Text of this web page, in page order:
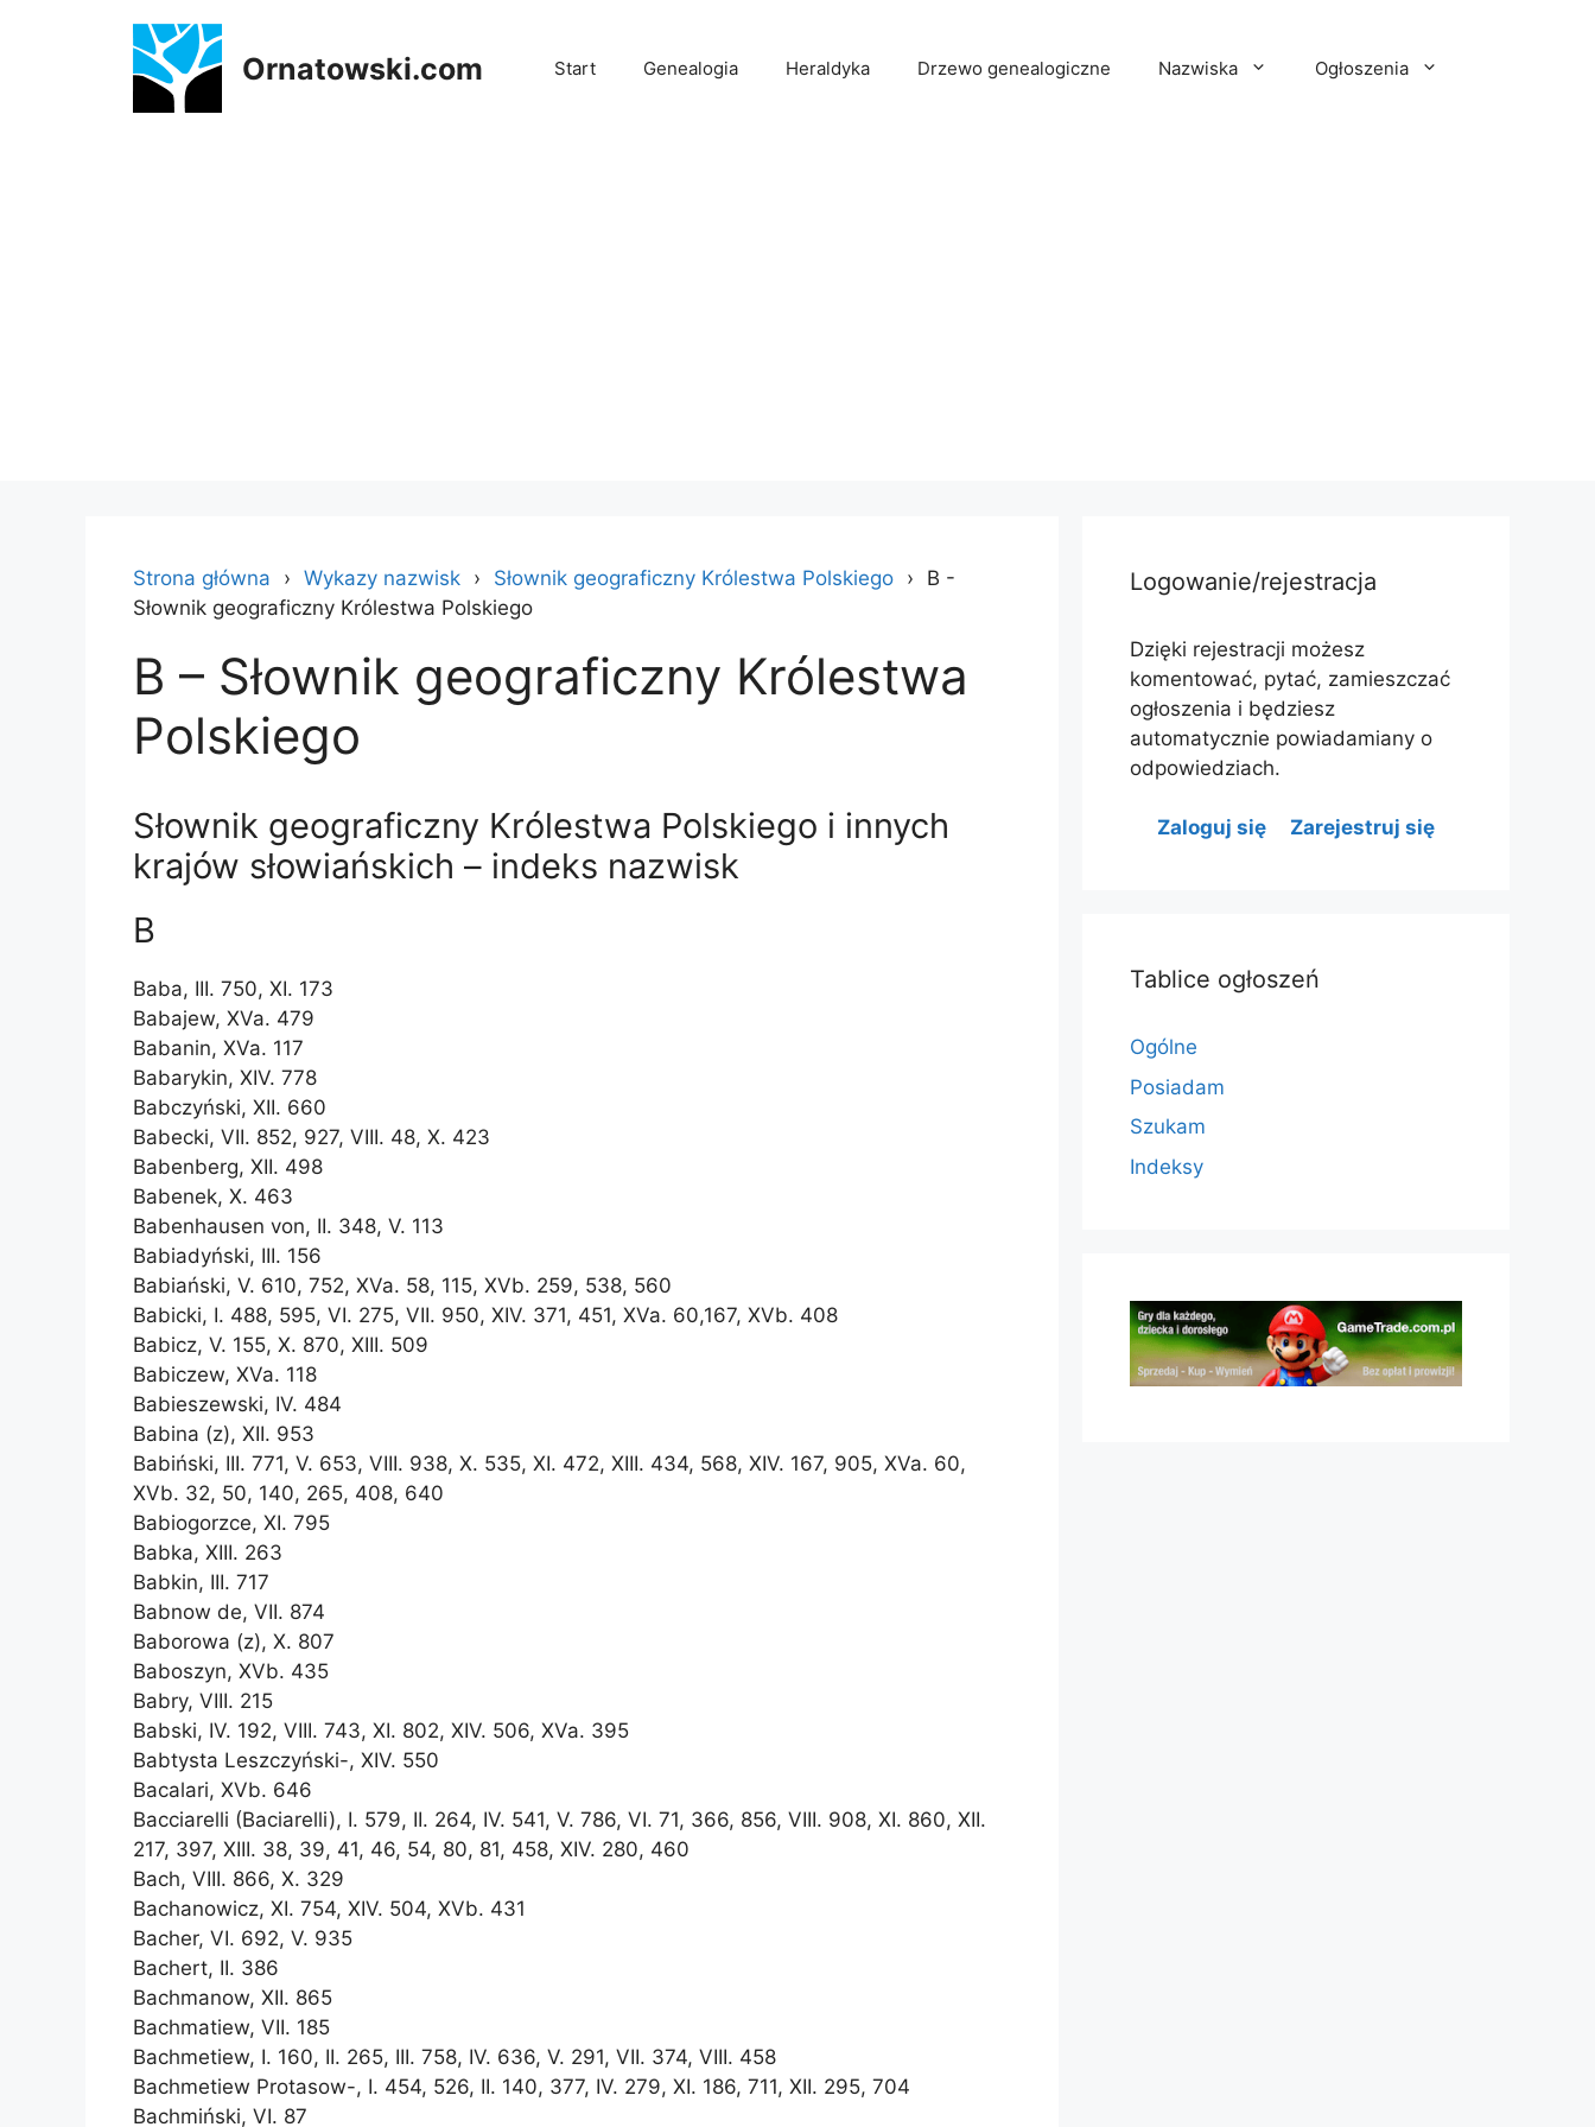
Ornatowski.com Start Genealogia Heraldyka Drzewo genealogiczne Nazwiska Ogłoszenia
Strona główna Wykazy nazwisk Słownik geograficzny Królestwa Polskiego
B -
Słownik geograficzny Królestwa Polskiego
B – Słownik geograficzny Królestwa
Polskiego
Słownik geograficzny Królestwa Polskiego i innych
krajów słowiańskich – indeks nazwisk
B
Baba, III. 750, XI. 173
Babajew, XVa. 479
Babanin, XVa. 117
Babarykin, XIV. 778
Babczyński, XII. 660
Babecki, VII. 852, 927, VIII. 48, X. 423
Babenberg, XII. 498
Babenek, X. 463
Babenhausen von, II. 348, V. 113
Babiadyński, III. 156
Babiański, V. 610, 752, XVa. 58, 115, XVb. 259, 538, 560
Babicki, I. 488, 595, VI. 275, VII. 950, XIV. 371, 451, XVa. 60,167, XVb. 408
Babicz, V. 155, X. 870, XIII. 509
Babiczew, XVa. 118
Babieszewski, IV. 484
Babina (z), XII. 953
Babiński, III. 771, V. 653, VIII. 938, X. 535, XI. 472, XIII. 434, 568, XIV. 167, 905, XVa. 60,
XVb. 32, 50, 140, 265, 408, 640
Babiogorzce, XI. 795
Babka, XIII. 263
Babkin, III. 717
Babnow de, VII. 874
Baborowa (z), X. 807
Baboszyn, XVb. 435
Babry, VIII. 215
Babski, IV. 192, VIII. 743, XI. 802, XIV. 506, XVa. 395
Babtysta Leszczyński-, XIV. 550
Bacalari, XVb. 646
Bacciarelli (Baciarelli), I. 579, II. 264, IV. 541, V. 786, VI. 71, 366, 856, VIII. 908, XI. 860, XII.
217, 397, XIII. 38, 39, 41, 46, 54, 80, 81, 458, XIV. 280, 460
Bach, VIII. 866, X. 329
Bachanowicz, XI. 754, XIV. 504, XVb. 431
Bacher, VI. 692, V. 935
Bachert, II. 386
Bachmanow, XII. 865
Bachmatiew, VII. 185
Bachmetiew, I. 160, II. 265, III. 758, IV. 636, V. 291, VII. 374, VIII. 458
Bachmetiew Protasow-, I. 454, 526, II. 140, 377, IV. 279, XI. 186, 711, XII. 295, 704
Bachmiński, VI. 87
Logowanie/rejestracja
Dzięki rejestracji możesz
komentować, pytać, zamieszczać
ogłoszenia i będziesz
automatycznie powiadamiany o
odpowiedziach.
Zaloguj się Zarejestruj się
Tablice ogłoszeń
Ogólne
Posiadam
Szukam
Indeksy